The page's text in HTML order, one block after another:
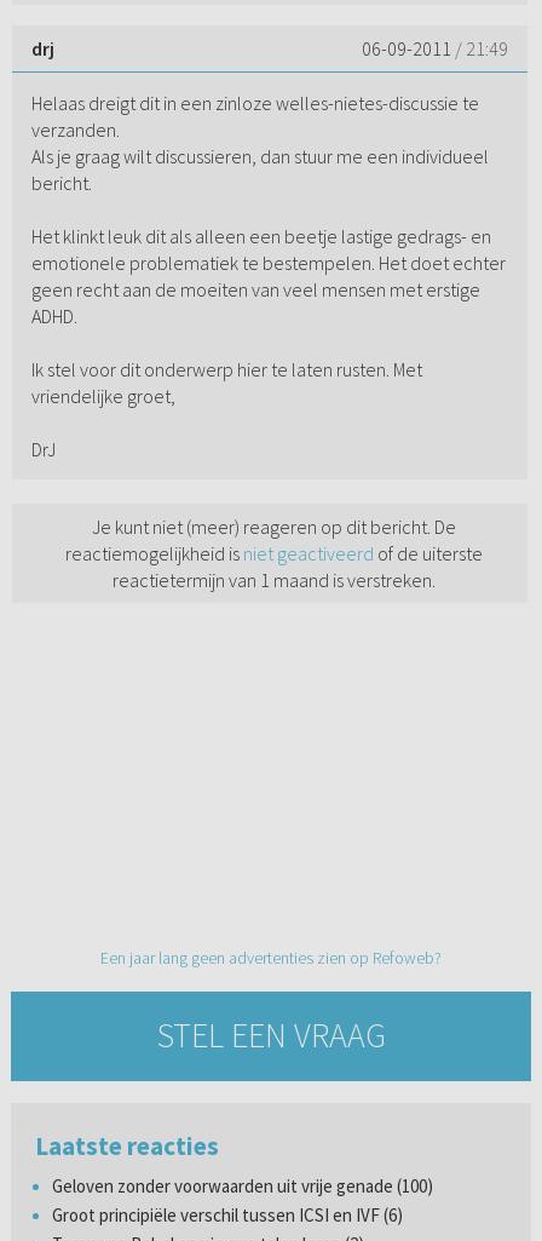
drj 06-09-2011 / 21:49
Helaas dreigt dit in een zinloze welles-nietes-discussie te
verzanden.
Als je graag wilt discussieren, dan stuur me een individueel
bericht.
Het klinkt leuk dit als alleen een beetje lastige gedrags- en
emotionele problematiek te bestempelen. Het doet echter
geen recht aan de moeiten van veel mensen met erstige
ADHD.
Ik stel voor dit onderwerp hier te laten rusten. Met
vriendelijke groet,
DrJ
Je kunt niet (meer) reageren op dit bericht. De
reactiemogelijkheid is niet geactiveerd of de uiterste
reactietermijn van 1 maand is verstreken.
Een jaar lang geen advertenties zien op Refoweb?
STEL EEN VRAAG
Laatste reacties
Geloven zonder voorwaarden uit vrije genade (100)
Groot principiële verschil tussen ICSI en IVF (6)